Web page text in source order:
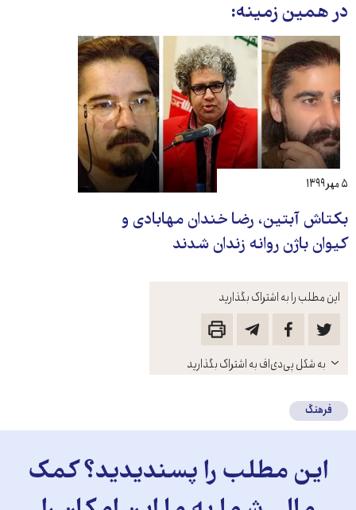
این مطلب را به اشتراک بگذارید
باز
کنید
به شکل پی‌دی‌اف به اشتراک بگذارید
در همین زمینه:
بکتاش آبتین، رضا خندان مهابادی و
کیوان باژن روانه زندان شدند
۵ مهر ۱۳۹۹
فرهنگ
این مطلب را پسندیدید؟ کمک